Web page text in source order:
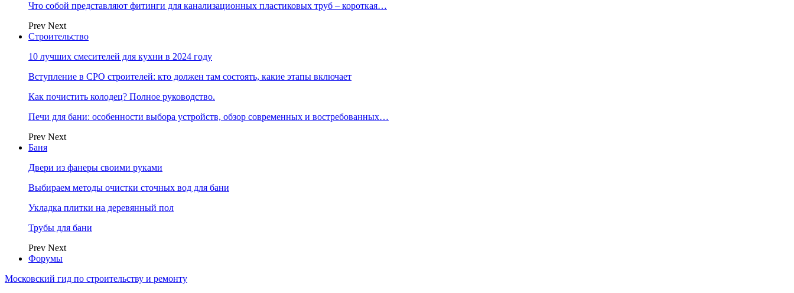
Что собой представляют фитинги для канализационных пластиковых труб – короткая…
Prev Next
Строительство
10 лучших смесителей для кухни в 2024 году
Вступление в СРО строителей: кто должен там состоять, какие этапы включает
Как почистить колодец? Полное руководство.
Печи для бани: особенности выбора устройств, обзор современных и востребованных…
Prev Next
Баня
Двери из фанеры своими руками
Выбираем методы очистки сточных вод для бани
Укладка плитки на деревянный пол
Трубы для бани
Prev Next
Форумы
Московский гид по строительству и ремонту